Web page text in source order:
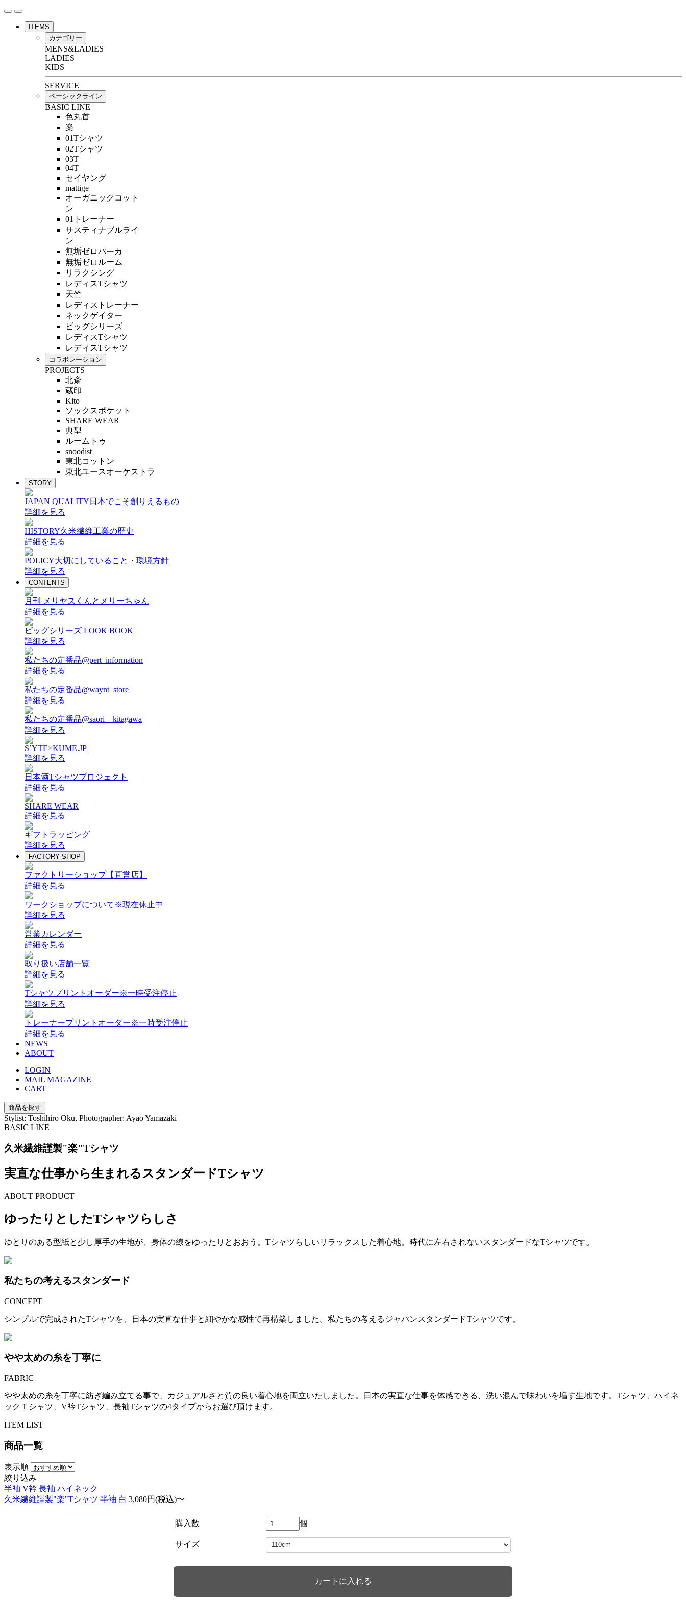
ITEMS
カテゴリー
MENS&LADIES
LADIES
KIDS
SERVICE
ベーシックライン
BASIC LINE
色丸首
楽
01Tシャツ
02Tシャツ
03T
04T
セイヤング
mattige
オーガニックコット
ン
01トレーナー
サスティナブルライ
ン
無垢ゼロパーカ
無垢ゼロルーム
リラクシング
レディスTシャツ
天竺
レディストレーナー
ネックゲイター
ビッグシリーズ
レディスTシャツ
レディスTシャツ
コラボレーション
PROJECTS
北斎
蔵印
Kito
ソックスポケット
SHARE WEAR
典型
ルームトゥ
snoodist
東北コットン
東北ユースオーケストラ
STORY
JAPAN QUALITY 日本でこそ創りえるもの
詳細を見る
HISTORY久米繊維工業の歴史
詳細を見る
POLICY大切にしていること・環境方針
詳細を見る
CONTENTS
月刊 メリヤスくんとメリーちゃん
詳細を見る
ビッグシリーズ LOOK BOOK
詳細を見る
私たちの定番品@pert_information
詳細を見る
私たちの定番品@waynt_store
詳細を見る
私たちの定番品@saori__kitagawa
詳細を見る
S’YTE×KUME.JP
詳細を見る
日本酒Tシャツプロジェクト
詳細を見る
SHARE WEAR
詳細を見る
ギフトラッピング
詳細を見る
FACTORY SHOP
ファクトリーショップ【直営店】
詳細を見る
ワークショップについて ※現在休止中
詳細を見る
営業カレンダー
詳細を見る
取り扱い店舗一覧
詳細を見る
Tシャツプリントオーダー※一時受注停止
詳細を見る
トレーナープリントオーダー※一時受注停止
詳細を見る
NEWS
ABOUT
LOGIN
MAIL MAGAZINE
CART
商品を探す
Stylist: Toshihiro Oku, Photographer: Ayao Yamazaki
BASIC LINE
久米繊維謹製"楽"Tシャツ
実直な仕事から生まれるスタンダードTシャツ
ABOUT PRODUCT
ゆったりとしたTシャツらしさ
ゆとりのある型紙と少し厚手の生地が、身体の線をゆったりとおおう。 Tシャツらしいリラックスした着心地。 時代に左右されないスタンダードなTシャツです。
私たちの考えるスタンダード
CONCEPT
シンプルで完成されたTシャツを、日本の実直な仕事と細やかな感性で再構築しました。私たちの考えるジャパンスタンダードTシャツです。
やや太めの糸を丁寧に
FABRIC
やや太めの糸を丁寧に紡ぎ編み立てる事で、カジュアルさと質の良い着心地を両立いたしました。日本の実直な仕事を体感できる、洗い混んで味わいを増す生地です。Tシャツ、ハイネ
ックＴシャツ、V衿Tシャツ、長袖Tシャツの4タイプからお選び頂けます。
ITEM LIST
商品一覧
表示順
絞り込み
半袖 V衿 長袖 ハイネック
久米繊維謹製"楽"Tシャツ 半袖 白 3,080円(税込)〜
購入数 個
サイズ